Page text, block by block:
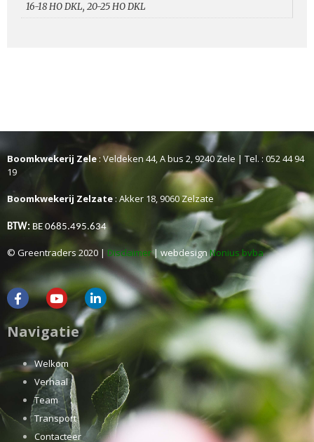
16-18 HO DKL, 20-25 HO DKL
Boomkwekerij Zele: Veldeken 44, A bus 2, 9240 Zele | Tel. : 052 44 94
19
Boomkwekerij Zelzate : Akker 18, 9060 Zelzate
BTW: BE 0685.495.634
© Greentraders 2020 | Disclaimer| webdesignNonius bvba
Navigatie
Welkom
Verhaal
Team
Transport
Contacteer